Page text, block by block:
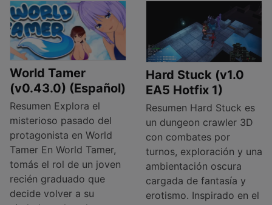
World Tamer
(v0.43.0) (Español)
Resumen Explora el
misterioso pasado del
protagonista en World
Tamer En World Tamer,
tomás el rol de un joven
recién graduado que
decide volver a su
Hard Stuck (v1.0
EA5 Hotfix 1)
Resumen Hard Stuck es
un dungeon crawler 3D
con combates por
turnos, exploración y una
ambientación oscura
cargada de fantasía y
erotismo. Inspirado en el